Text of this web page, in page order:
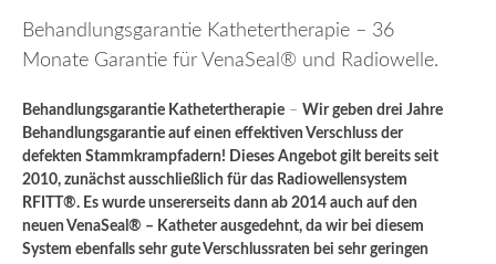
Behandlungsgarantie Kathetertherapie – 36
Monate Garantie für VenaSeal® und Radiowelle.
Behandlungsgarantie Kathetertherapie – Wir geben drei Jahre
Behandlungsgarantie auf einen effektiven Verschluss der
defekten Stammkrampfadern! Dieses Angebot gilt bereits seit
2010, zunächst ausschließlich für das Radiowellensystem
RFITT®. Es wurde unsererseits dann ab 2014 auch auf den
neuen VenaSeal® – Katheter ausgedehnt, da wir bei diesem
System ebenfalls sehr gute Verschlussraten bei sehr geringen